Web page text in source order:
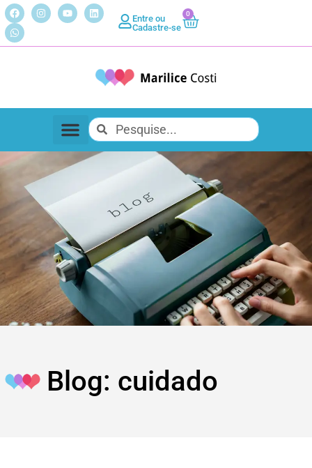
Entre ou
Cadastre-se
0
Blog: cuidado